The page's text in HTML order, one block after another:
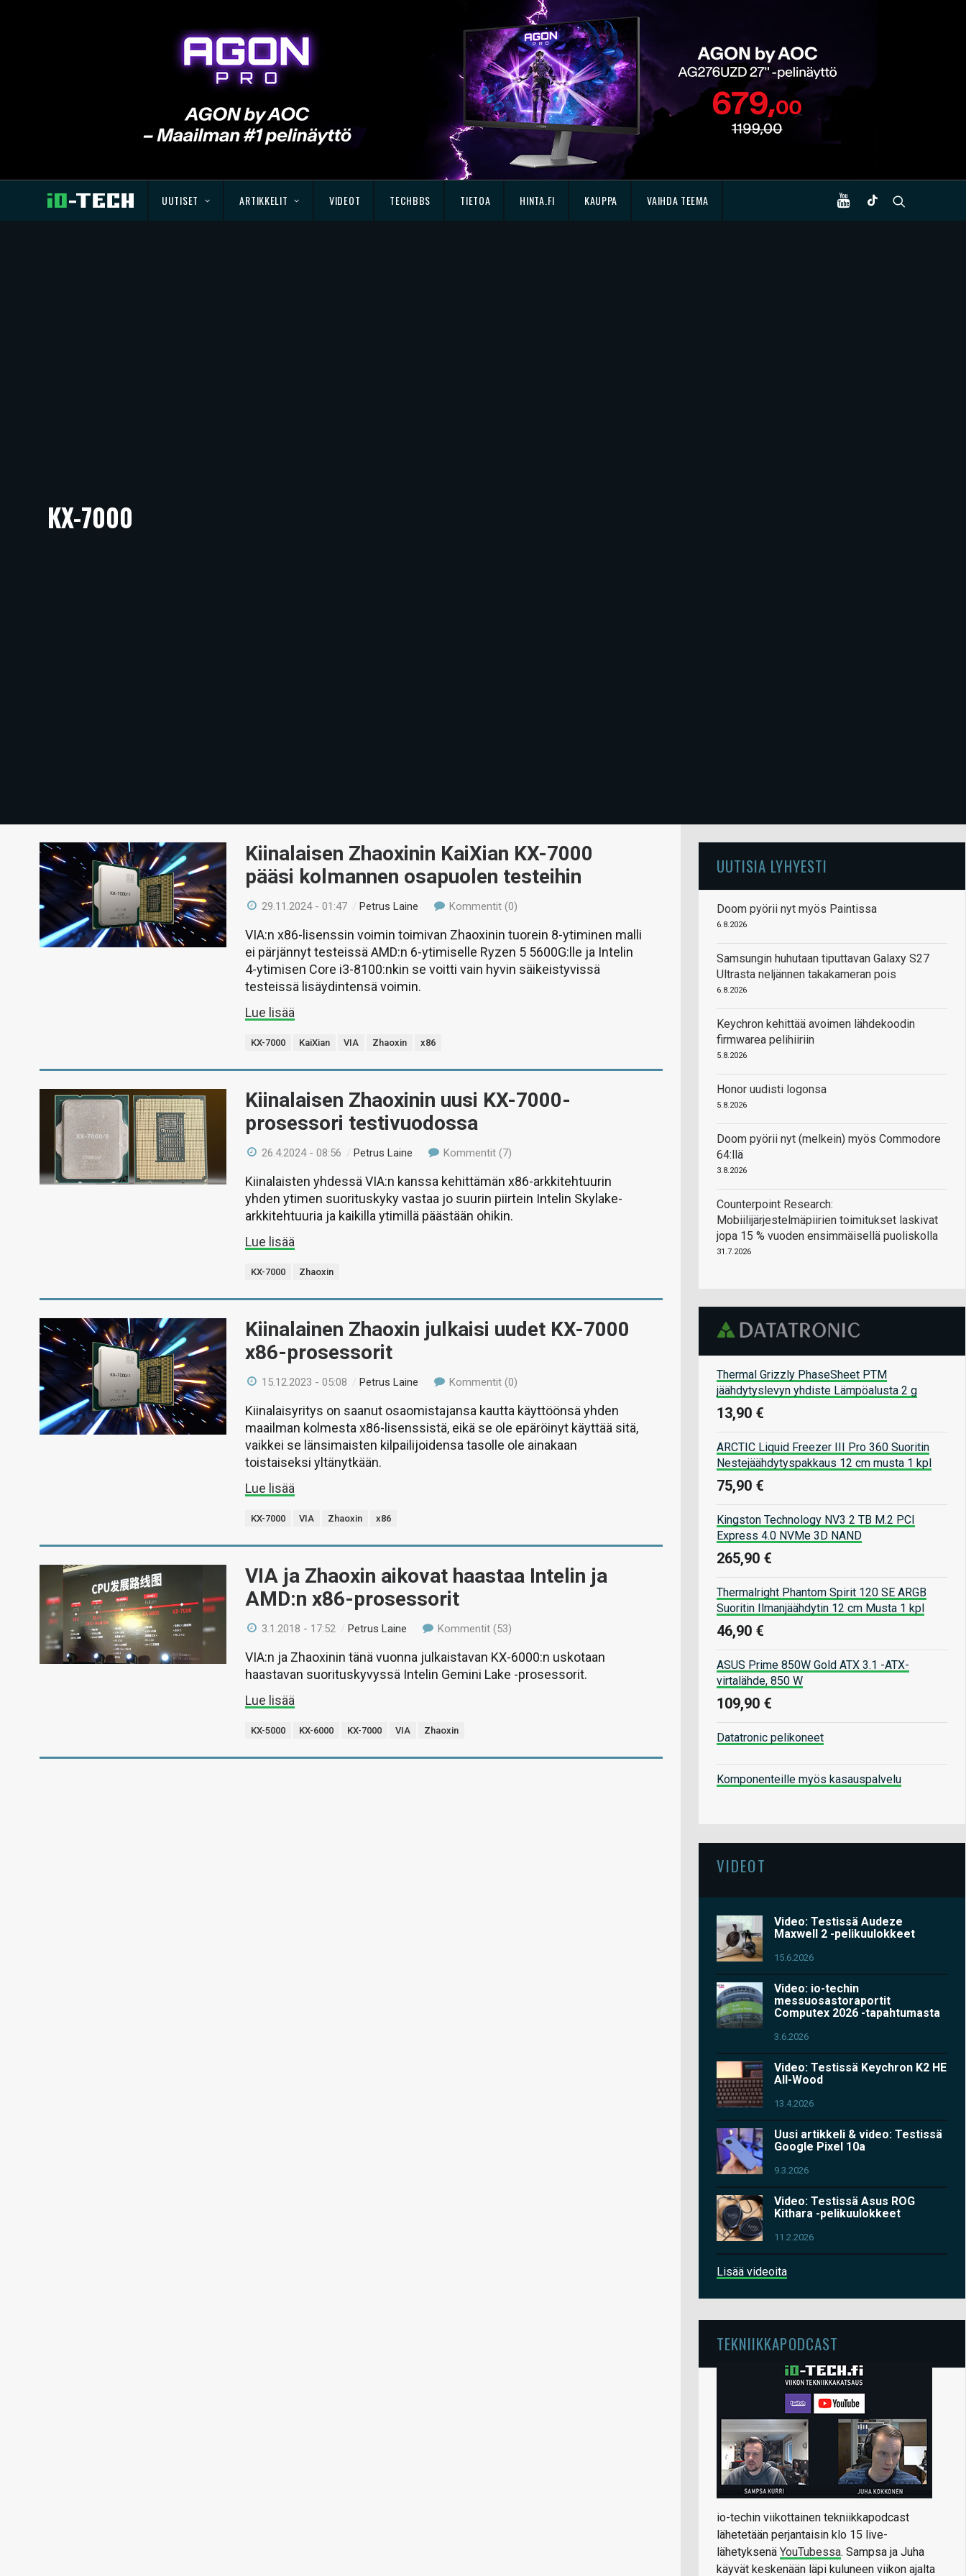
UUTISET ARTIKKELIT VIDEOT TECHBBS TIETOA HINTA.FI KAUPPA VAIHDA TEEMA
KX-7000
Kiinalaisen Zhaoxinin KaiXian KX-7000
pääsi kolmannen osapuolen testeihin
29.11.2024 - 01:47 /Petrus Laine Kommentit (0)
VIA:n x86-lisenssin voimin toimivan Zhaoxinin tuorein 8-ytiminen malli
ei pärjännyt testeissä AMD:n 6-ytimiselle Ryzen 5 5600G:lle ja Intelin
4-ytimisen Core i3-8100:nkin se voitti vain hyvin säikeistyvissä
testeissä lisäydintensä voimin.
Lue lisää
KX-7000 KaiXian VIA Zhaoxin x86
Kiinalaisen Zhaoxinin uusi KX-7000-
prosessori testivuodossa
26.4.2024 - 08:56 /Petrus Laine Kommentit (7)
Kiinalaisten yhdessä VIA:n kanssa kehittämän x86-arkkitehtuurin
yhden ytimen suorituskyky vastaa jo suurin piirtein Intelin Skylake-
arkkitehtuuria ja kaikilla ytimillä päästään ohikin.
Lue lisää
KX-7000 Zhaoxin
Kiinalainen Zhaoxin julkaisi uudet KX-7000
x86-prosessorit
15.12.2023 - 05:08 /Petrus Laine Kommentit (0)
Kiinalaisyritys on saanut osaomistajansa kautta käyttöönsä yhden
maailman kolmesta x86-lisenssistä, eikä se ole epäröinyt käyttää sitä,
vaikkei se länsimaisten kilpailijoidensa tasolle ole ainakaan
toistaiseksi yltänytkään.
Lue lisää
KX-7000 VIA Zhaoxin x86
VIA ja Zhaoxin aikovat haastaa Intelin ja
AMD:n x86-prosessorit
3.1.2018 - 17:52 /Petrus Laine Kommentit (53)
VIA:n ja Zhaoxinin tänä vuonna julkaistavan KX-6000:n uskotaan
haastavan suorituskyvyssä Intelin Gemini Lake -prosessorit.
Lue lisää
KX-5000 KX-6000 KX-7000 VIA Zhaoxin
UUTISIA LYHYESTI
Doom pyörii nyt myös Paintissa
6.8.2026
Samsungin huhutaan tiputtavan Galaxy S27
Ultrasta neljännen takakameran pois
6.8.2026
Keychron kehittää avoimen lähdekoodin
firmwarea pelihiiriin
5.8.2026
Honor uudisti logonsa
5.8.2026
Doom pyörii nyt (melkein) myös Commodore
64:llä
3.8.2026
Counterpoint Research:
Mobiilijärjestelmäpiirien toimitukset laskivat
jopa 15 % vuoden ensimmäisellä puoliskolla
31.7.2026
Thermal Grizzly PhaseSheet PTM
jäähdytyslevyn yhdiste Lämpöalusta 2 g
13,90 €
ARCTIC Liquid Freezer III Pro 360 Suoritin
Nestejäähdytyspakkaus 12 cm musta 1 kpl
75,90 €
Kingston Technology NV3 2 TB M.2 PCI
Express 4.0 NVMe 3D NAND
265,90 €
Thermalright Phantom Spirit 120 SE ARGB
Suoritin Ilmanjäähdytin 12 cm Musta 1 kpl
46,90 €
ASUS Prime 850W Gold ATX 3.1 -ATX-
virtalähde, 850 W
109,90 €
Datatronic pelikoneet
Komponenteille myös kasauspalvelu
VIDEOT
Video: Testissä Audeze
Maxwell 2 -pelikuulokkeet
15.6.2026
Video: io-techin
messuosastoraportit
Computex 2026 -tapahtumasta
3.6.2026
Video: Testissä Keychron K2 HE
All-Wood
13.4.2026
Uusi artikkeli & video: Testissä
Google Pixel 10a
9.3.2026
Video: Testissä Asus ROG
Kithara -pelikuulokkeet
11.2.2026
Lisää videoita
TEKNIIKKAPODCAST
io-techin viikottainen tekniikkapodcast
lähetetään perjantaisin klo 15 live-
lähetyksenä YouTubessa. Sampsa ja Juha
käyvät keskenään läpi kuluneen viikon ajalta